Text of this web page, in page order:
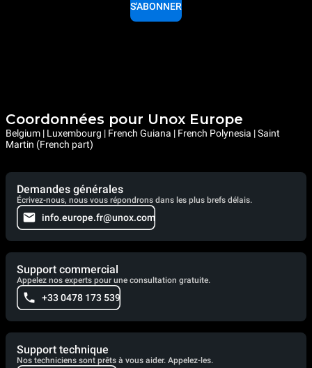
S'ABONNER
Coordonnées pour Unox Europe
Belgium | Luxembourg | French Guiana | French Polynesia | Saint
Martin (French part)
Demandes générales
Écrivez-nous, nous vous répondrons dans les plus brefs délais.
info.europe.fr@unox.com
Support commercial
Appelez nos experts pour une consultation gratuite.
+33 0478 173 539
Support technique
Nos techniciens sont prêts à vous aider. Appelez-les.